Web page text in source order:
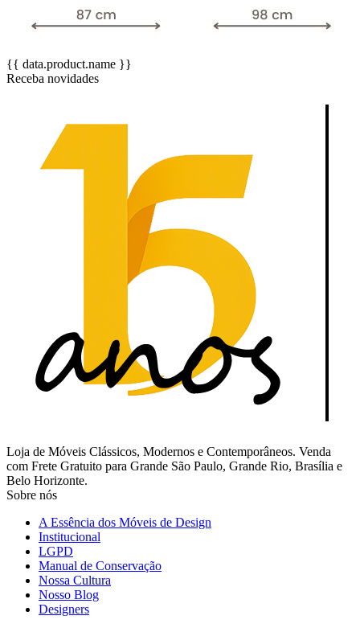
{{ data.product.name }}
Receba novidades
Loja de Móveis Clássicos, Modernos e Contemporâneos. Venda
com Frete Gratuito para Grande São Paulo, Grande Rio, Brasília e
Belo Horizonte.
Sobre nós
A Essência dos Móveis de Design
Institucional
LGPD
Manual de Conservação
Nossa Cultura
Nosso Blog
Designers